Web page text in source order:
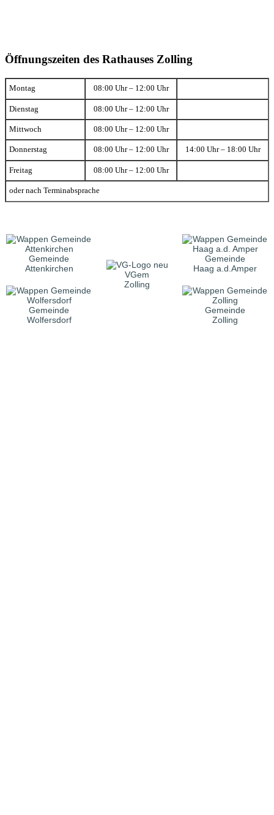
Öffnungszeiten des Rathauses Zolling
Montag 08:00 Uhr – 12:00 Uhr
Dienstag 08:00 Uhr – 12:00 Uhr
Mittwoch 08:00 Uhr – 12:00 Uhr
Donnerstag 08:00 Uhr – 12:00 Uhr 14:00 Uhr – 18:00 Uhr
Freitag 08:00 Uhr – 12:00 Uhr
oder nach Terminabsprache
Gemeinde
Attenkirchen
VGem
Zolling
Gemeinde
Haag a.d.Amper
Gemeinde
Wolfersdorf
Gemeinde
Zolling